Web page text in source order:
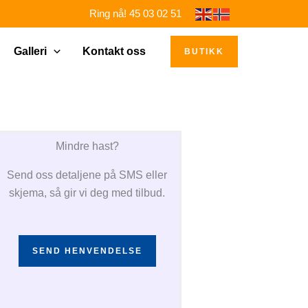
Ring nå! 45 03 02 51
Galleri Kontakt oss BUTIKK
Mindre hast?
Send oss detaljene på SMS eller
skjema, så gir vi deg med tilbud.
SEND HENVENDELSE